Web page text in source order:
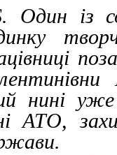
. Один із
нині
АТО,